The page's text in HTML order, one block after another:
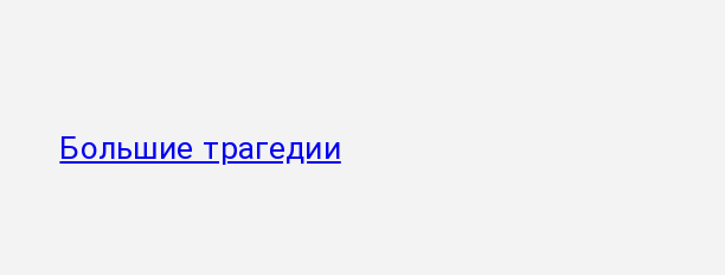
Большие трагедии